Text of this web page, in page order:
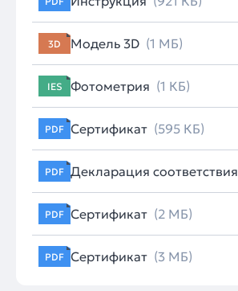
3D Модель 3D (1 МБ)
IES Фотометрия (1 КБ)
PDF Сертификат (595 КБ)
PDF Декларация соответствия
PDF Сертификат (2 МБ)
PDF Сертификат (3 МБ)